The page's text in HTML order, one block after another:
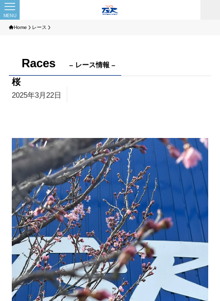
MENU
Home レース
Races – レース情報 –
桜
2025年3月22日